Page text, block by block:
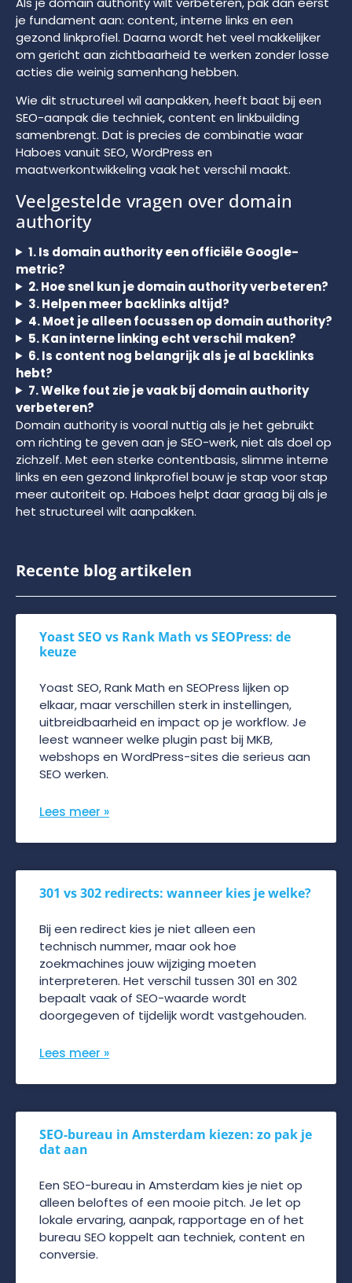
je fundament aan: content, interne links en een
gezond linkprofiel. Daarna wordt het veel makkelijker
om gericht aan zichtbaarheid te werken zonder losse
acties die weinig samenhang hebben.
Wie dit structureel wil aanpakken, heeft baat bij een
SEO-aanpak die techniek, content en linkbuilding
samenbrengt. Dat is precies de combinatie waar
Haboes vanuit SEO, WordPress en
maatwerkontwikkeling vaak het verschil maakt.
Veelgestelde vragen over domain
authority
1. Is domain authority een officiële Google-
metric?
2. Hoe snel kun je domain authority verbeteren?
3. Helpen meer backlinks altijd?
4. Moet je alleen focussen op domain authority?
5. Kan interne linking echt verschil maken?
6. Is content nog belangrijk als je al backlinks
hebt?
7. Welke fout zie je vaak bij domain authority
verbeteren?
Domain authority is vooral nuttig als je het gebruikt
om richting te geven aan je SEO-werk, niet als doel op
zichzelf. Met een sterke contentbasis, slimme interne
links en een gezond linkprofiel bouw je stap voor stap
meer autoriteit op. Haboes helpt daar graag bij als je
het structureel wilt aanpakken.
Recente blog artikelen
Yoast SEO vs Rank Math vs SEOPress: de
keuze
Yoast SEO, Rank Math en SEOPress lijken op
elkaar, maar verschillen sterk in instellingen,
uitbreidbaarheid en impact op je workflow. Je
leest wanneer welke plugin past bij MKB,
webshops en WordPress-sites die serieus aan
SEO werken.
Lees meer »
301 vs 302 redirects: wanneer kies je welke?
Bij een redirect kies je niet alleen een
technisch nummer, maar ook hoe
zoekmachines jouw wijziging moeten
interpreteren. Het verschil tussen 301 en 302
bepaalt vaak of SEO-waarde wordt
doorgegeven of tijdelijk wordt vastgehouden.
Lees meer »
SEO-bureau in Amsterdam kiezen: zo pak je
dat aan
Een SEO-bureau in Amsterdam kies je niet op
alleen beloftes of een mooie pitch. Je let op
lokale ervaring, aanpak, rapportage en of het
bureau SEO koppelt aan techniek, content en
conversie.